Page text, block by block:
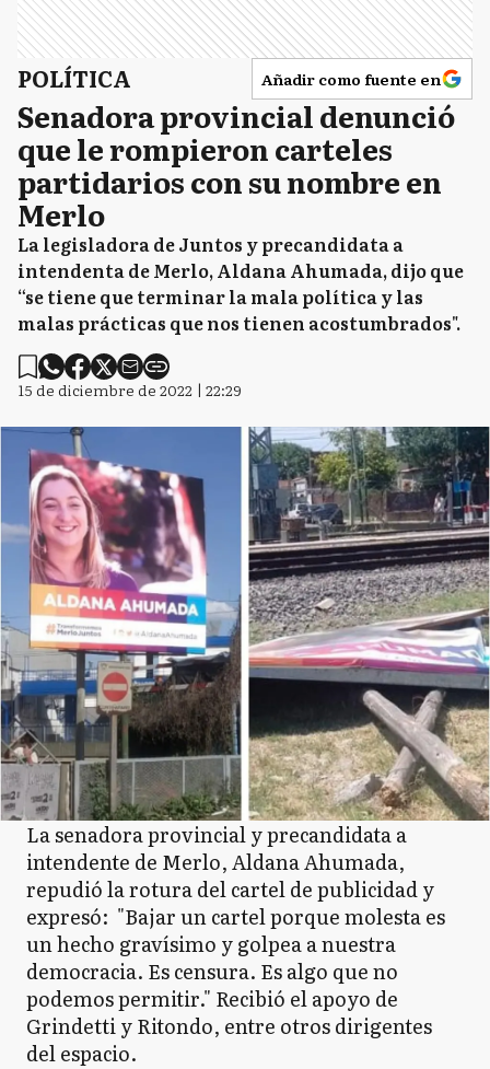
POLÍTICA Añadir como fuente en
Senadora provincial denunció
que le rompieron carteles
partidarios con su nombre en
Merlo
La legisladora de Juntos y precandidata a
intendenta de Merlo, Aldana Ahumada, dijo que
“se tiene que terminar la mala política y las
malas prácticas que nos tienen acostumbrados".
15 de diciembre de 2022 | 22:29
La senadora provincial y precandidata a
intendente de Merlo, Aldana Ahumada,
repudió la rotura del cartel de publicidad y
expresó: "Bajar un cartel porque molesta es
un hecho gravísimo y golpea a nuestra
democracia. Es censura. Es algo que no
podemos permitir." Recibió el apoyo de
Grindetti y Ritondo, entre otros dirigentes
del espacio.